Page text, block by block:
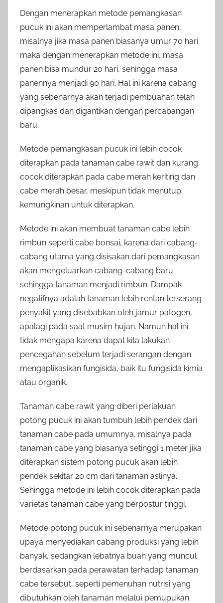
Dengan menerapkan metode pemangkasan
pucuk ini akan memperlambat masa panen,
misalnya jika masa panen biasanya umur 70 hari
maka dengan menerapkan metode ini, masa
panen bisa mundur 20 hari, sehingga masa
panennya menjadi 90 hari. Hal ini karena cabang
yang sebenarnya akan terjadi pembuahan telah
dipangkas dan digantikan dengan percabangan
baru.
Metode pemangkasan pucuk ini lebih cocok
diterapkan pada tanaman cabe rawit dan kurang
cocok diterapkan pada cabe merah keriting dan
cabe merah besar, meskipun tidak menutup
kemungkinan untuk diterapkan.
Metode ini akan membuat tanaman cabe lebih
rimbun seperti cabe bonsai, karena dari cabang-
cabang utama yang disisakan dari pemangkasan
akan mengeluarkan cabang-cabang baru
sehingga tanaman menjadi rimbun. Dampak
negatifnya adalah tanaman lebih rentan terserang
penyakit yang disebabkan oleh jamur patogen,
apalagi pada saat musim hujan. Namun hal ini
tidak mengapa karena dapat kita lakukan
pencegahan sebelum terjadi serangan dengan
mengaplikasikan fungisida, baik itu fungisida kimia
atau organik.
Tanaman cabe rawit yang diberi perlakuan
potong pucuk ini akan tumbuh lebih pendek dari
tanaman cabe pada umumnya, misalnya pada
tanaman cabe yang biasanya setinggi 1 meter jika
diterapkan sistem potong pucuk akan lebih
pendek sekitar 20 cm dari tanaman aslinya.
Sehingga metode ini lebih cocok diterapkan pada
varietas tanaman cabe yang berpostur tinggi.
Metode potong pucuk ini sebenarnya merupakan
upaya menyediakan cabang produksi yang lebih
banyak, sedangkan lebatnya buah yang muncul
berdasarkan pada perawatan terhadap tanaman
cabe tersebut, seperti pemenuhan nutrisi yang
dibutuhkan oleh tanaman melalui pemupukan.